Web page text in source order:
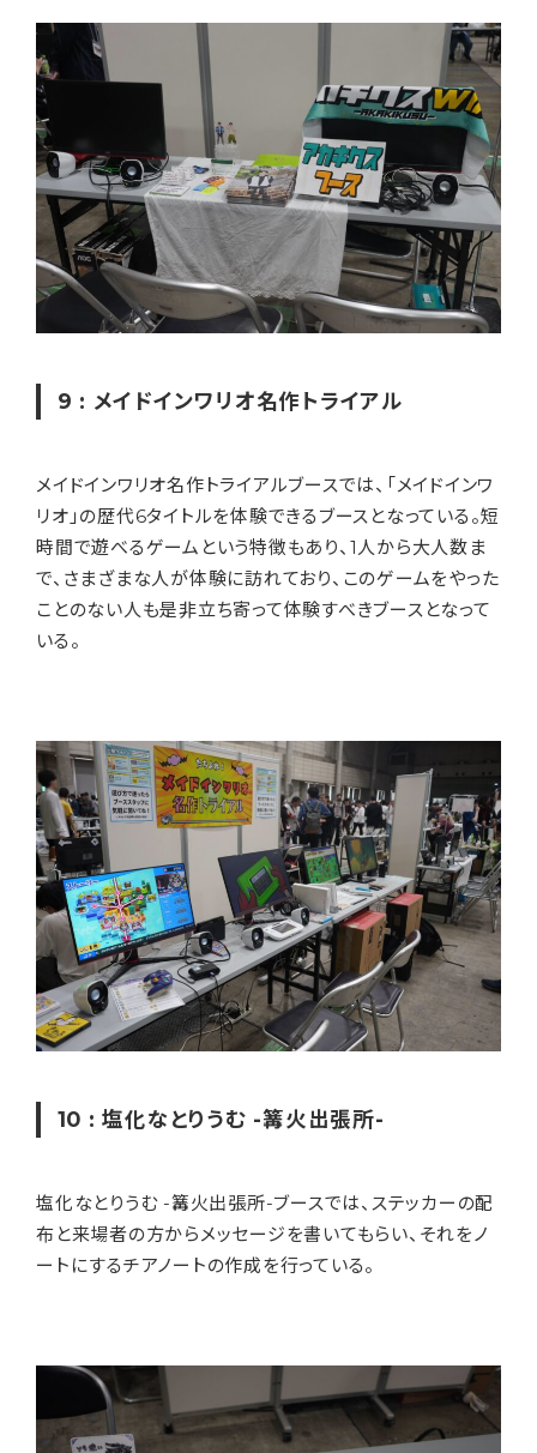
9 : メイドインワリオ名作トライアル
メイドインワリオ名作トライアルブースでは、「メイドインワ
リオ」の歴代6タイトルを体験できるブースとなっている。短
時間で遊べるゲームという特徴もあり、1人から大人数ま
で、さまざまな人が体験に訪れており、このゲームをやった
ことのない人も是非立ち寄って体験すべきブースとなって
いる。
10 : 塩化なとりうむ -篝火出張所-
塩化なとりうむ -篝火出張所-ブースでは、ステッカーの配
布と来場者の方からメッセージを書いてもらい、それをノ
ートにするチアノートの作成を行っている。